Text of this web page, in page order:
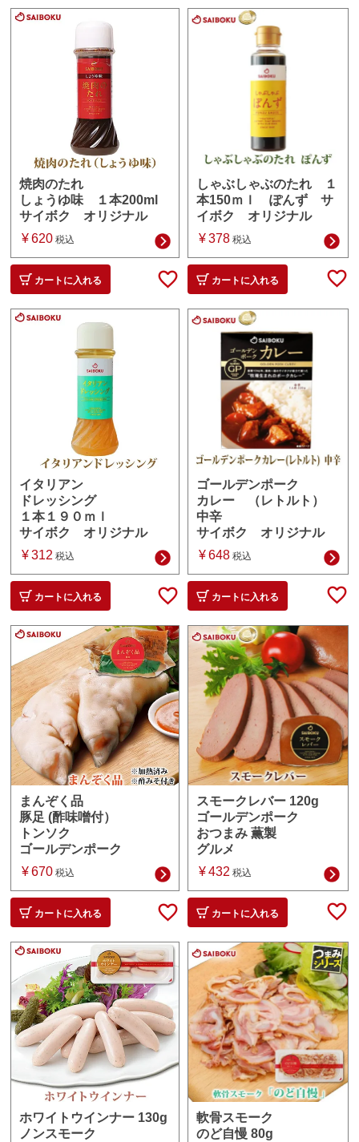
焼肉のたれ
しょうゆ味 １本200ml
サイボク オリジナル
¥ 620 税込
カートに入れる
しゃぶしゃぶのたれ １
本150ｍｌ ぽんず サ
イボク オリジナル
¥378 税込
カートに入れる
イタリアン
ドレッシング
１本１９０ｍｌ
サイボク オリジナル
¥ 312 税込
カートに入れる
ゴールデンポーク
カレー （レトルト）
中辛
サイボク オリジナル
¥648 税込
カートに入れる
まんぞく品
豚足 (酢味噌付）
トンソク
ゴールデンポーク
¥ 670 税込
カートに入れる
スモークレバー 120g
ゴールデンポーク
おつまみ 薫製
グルメ
¥432 税込
カートに入れる
ホワイトウインナー 130g
ノンスモーク
軟骨スモーク
のど自慢 80g